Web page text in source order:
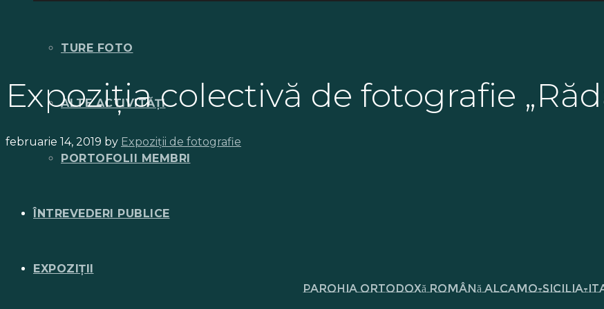
TURE FOTO
ALTE ACTIVITĂȚI
PORTOFOLII MEMBRI
ÎNTREVEDERI PUBLICE
EXPOZIȚII
Expoziţia colectivă de fotografie
februarie 14, 2019 by Expoziții de fotografie
Parohia Ortodoxă Română Alcamo-Sicilia-